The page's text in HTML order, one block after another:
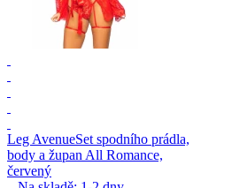
Leg AvenueSet spodního prádla,
body a župan All Romance,
červený